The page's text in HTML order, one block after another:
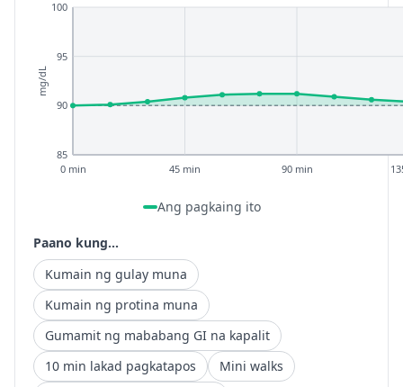
85
90
95
100
0 min 45 min 90 min
mg/dL
Ang pagkaing ito
Paano kung...
Kumain ng gulay muna
Kumain ng protina muna
Gumamit ng mababang GI na kapalit
10 min lakad pagkatapos
Mini walks